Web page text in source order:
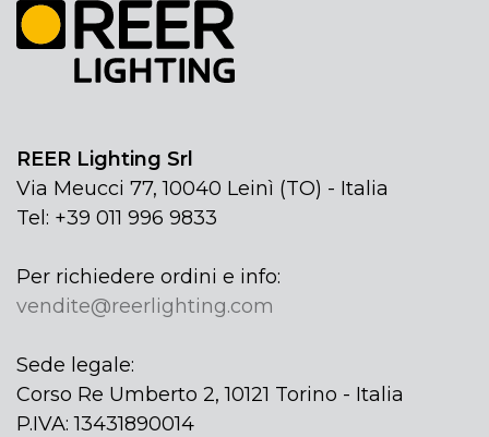
REER Lighting Srl
Via Meucci 77, 10040 Leinì (TO) - Italia
Tel: +39 011 996 9833
Per richiedere ordini e info:
vendite@reerlighting.com
Sede legale:
Corso Re Umberto 2, 10121 Torino - Italia
P.IVA: 13431890014